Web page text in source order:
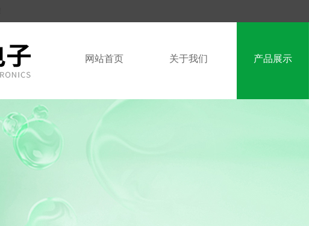
网站首页 关于我们 产品展示